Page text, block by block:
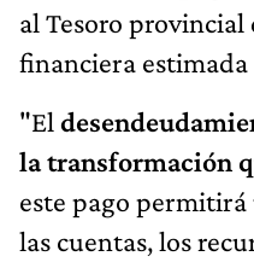
al Tesoro provincial
financiera
"El
la transformación
este pago
las cuentas, los